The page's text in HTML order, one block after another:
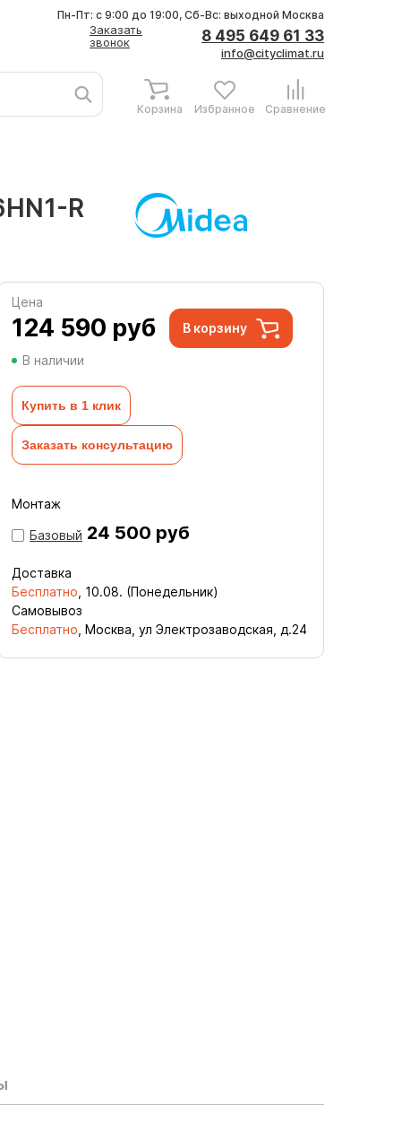
Заказать
звонок
8 495 649 61 33
info@cityclimat.ru
Пн-Пт: с 9:00 до 19:00, Сб-Вс: выходной Москва
Корзина Избранное Сравнение
R
Цена
124 590 руб В корзину
В наличии
Купить в 1 клик
Заказать консультацию
Монтаж
Базовый 24 500 руб
Доставка
Бесплатно 10.08. (Понедельник)
Самовывоз
Бесплатно , Москва, ул Электрозаводская, д.24